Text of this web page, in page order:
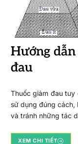
Hướng
đau
Thuốc giảm đau
sử dụng đúng cách,
và tránh những tác
XEM CHI TIẾT